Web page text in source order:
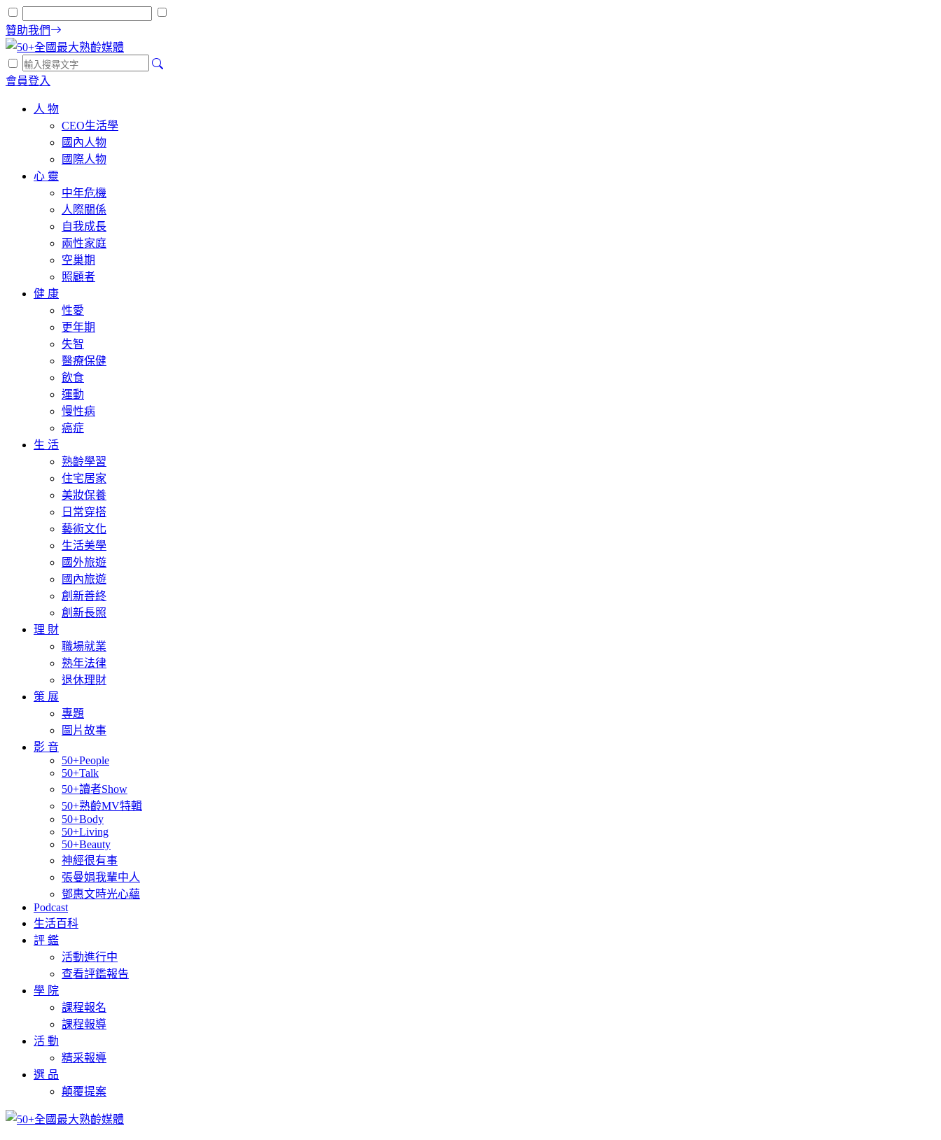
贊助我們
會員登入
人 物
CEO生活學
國內人物
國際人物
心 靈
中年危機
人際關係
自我成長
兩性家庭
空巢期
照顧者
健 康
性愛
更年期
失智
醫療保健
飲食
運動
慢性病
癌症
生 活
熟齡學習
住宅居家
美妝保養
日常穿搭
藝術文化
生活美學
國外旅遊
國內旅遊
創新善終
創新長照
理 財
職場就業
熟年法律
退休理財
策 展
專題
圖片故事
影 音
50+People
50+Talk
50+讀者Show
50+熟齡MV特輯
50+Body
50+Living
50+Beauty
神經很有事
張曼娟我輩中人
鄧惠文時光心蘊
Podcast
生活百科
評 鑑
活動進行中
查看評鑑報告
學 院
課程報名
課程報導
活 動
精采報導
選 品
顛覆提案